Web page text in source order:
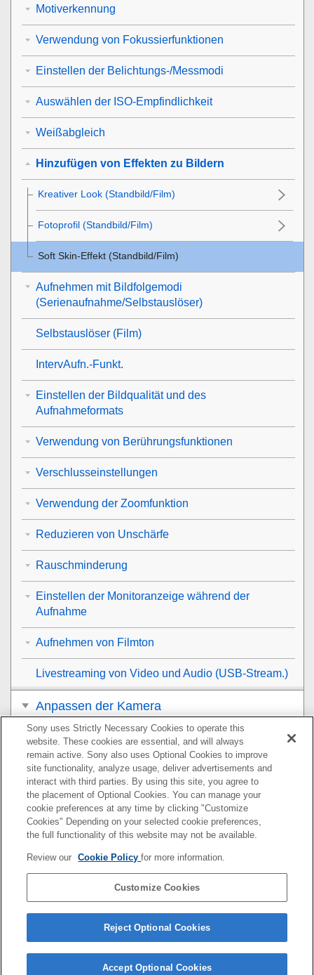
Motiverkennung
Verwendung von Fokussierfunktionen
Einstellen der Belichtungs-/Messmodi
Auswählen der ISO-Empfindlichkeit
Weißabgleich
Hinzufügen von Effekten zu Bildern
Kreativer Look (Standbild/Film)
Fotoprofil (Standbild/Film)
Soft Skin-Effekt (Standbild/Film)
Aufnehmen mit Bildfolgemodi
(Serienaufnahme/Selbstauslöser)
Selbstauslöser (Film)
IntervAufn.-Funkt.
Einstellen der Bildqualität und des
Aufnahmeformats
Verwendung von Berührungsfunktionen
Verschlusseinstellungen
Verwendung der Zoomfunktion
Reduzieren von Unschärfe
Rauschminderung
Einstellen der Monitoranzeige während der
Aufnahme
Aufnehmen von Filmton
Livestreaming von Video und Audio (USB-Stream.)
Anpassen der Kamera
Betrachten
Ändern der Kameraeinstellungen
Mit einem Smartphone verfügbare Funktionen
Verwendung eines Computers
Verwenden des Cloud-Dienstes
Falls Sie Probleme haben
Sony uses Strictly Necessary Cookies to operate this
website. These cookies are essential, and will always
remain active. Sony also uses Optional Cookies to improve
site functionality, analyze usage, deliver advertisements and
interact with third parties. By using this site, you agree to
the placement of Optional Cookies. You can manage your
cookie preferences at any time by clicking "Customize
Cookies" Depending on your selected cookie preferences,
the full functionality of this website may not be available.
Review our Cookie Policyfor more information.
Customize Cookies
Reject Optional Cookies
Accept Optional Cookies